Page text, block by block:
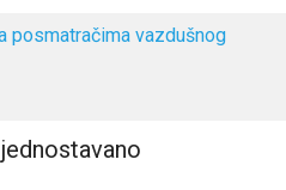
posmatračima vazdušnog